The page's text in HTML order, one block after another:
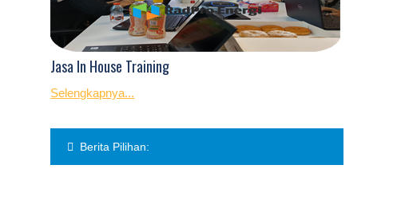
Jasa In House Training
Selengkapnya...
Berita Pilihan: